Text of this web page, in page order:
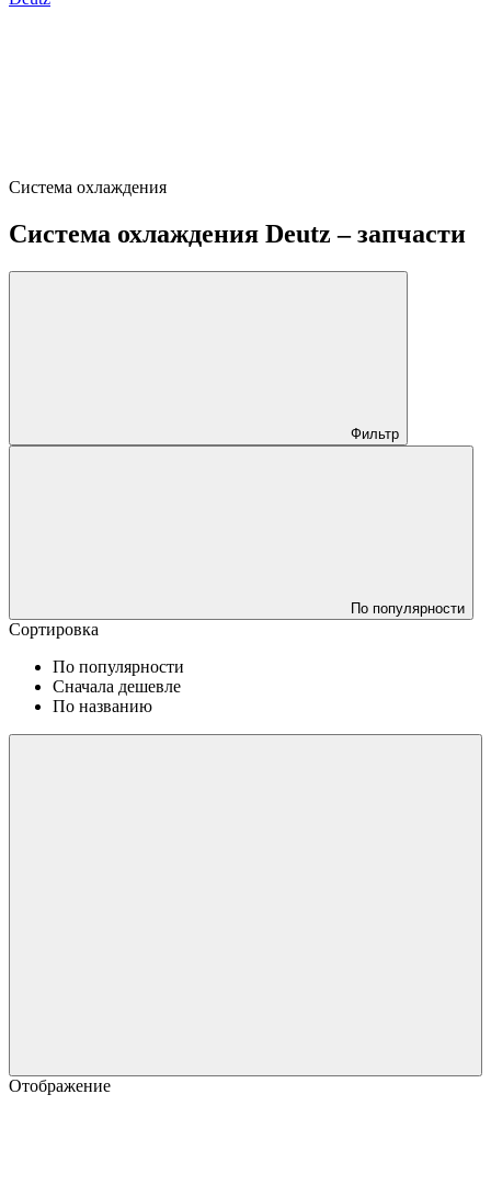
Система охлаждения
Система охлаждения Deutz – запчасти
Фильтр
По популярности
Сортировка
По популярности
Сначала дешевле
По названию
Отображение